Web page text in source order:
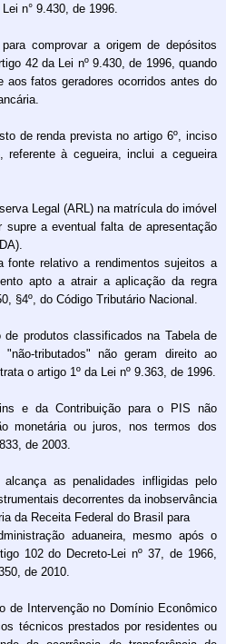
n° 9.430, de 1996.
comprovar a origem de depósitos
42 da Lei nº 9.430, de 1996, quando
aos fatos geradores ocorridos antes do
de renda prevista no artigo 6º, inciso
à cegueira, inclui a cegueira
Legal (ARL) na matrícula do imóvel
supre a eventual falta de apresentação
fonte relativo a rendimentos sujeitos a
apto a atrair a aplicação da regra
§4º, do Código Tributário Nacional.
produtos classificados na Tabela de
tributados" não geram direito ao
o artigo 1º da Lei nº 9.363, de 1996.
e da Contribuição para o PIS não
monetária ou juros, nos termos dos
de 2003.
as penalidades infligidas pelo
decorrentes da inobservância
da Receita Federal do Brasil para
aduaneira, mesmo após o
102 do Decreto-Lei nº 37, de 1966,
de 2010.
de Intervenção no Domínio Econômico
técnicos prestados por residentes ou